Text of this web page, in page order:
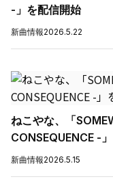
-」を配信開始
新曲情報2026.5.22
ねこやな、「
CONSEQUENCE -
新曲情報2026.5.15